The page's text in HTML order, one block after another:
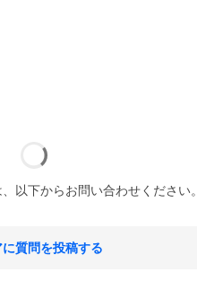
以下からお問い合わせください。
に質問を投稿する